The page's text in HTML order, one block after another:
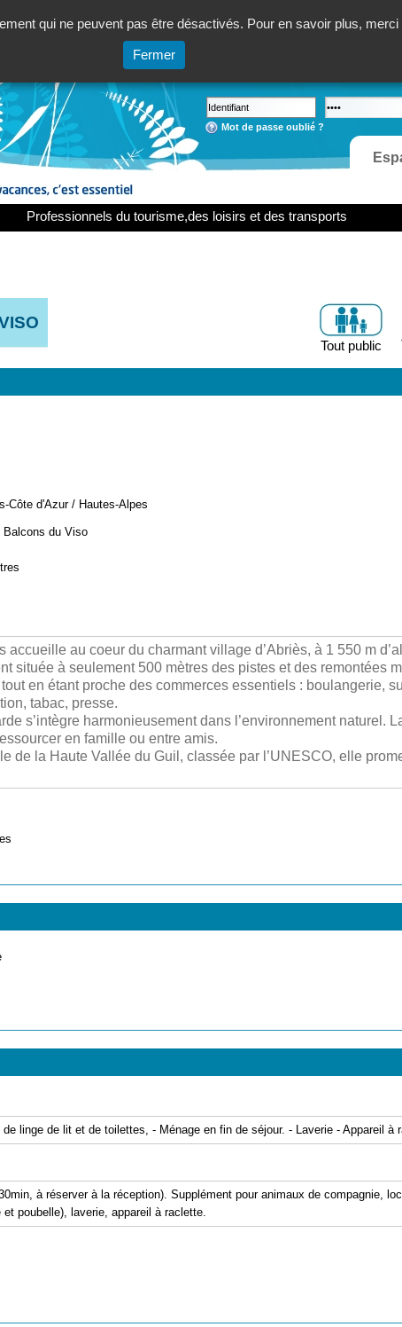
qui ne peuvent pas être désactivés. Pour en savoir plus, merci
Fermer
Mot de passe oublié ?
Professionnels du tourisme,des loisirs et des transports
Tout public
Côte d'Azur / Hautes-Alpes
Balcons du Viso
au coeur du charmant village d’Abriès, à 1 550 m
située à seulement 500 mètres des pistes et des remontées
en étant proche des commerces essentiels : boulangerie,
tabac, presse.
s’intègre harmonieusement dans l’environnement naturel.
en famille ou entre amis.
de la Haute Vallée du Guil, classée par l’UNESCO, elle
linge de lit et de toilettes, - Ménage en fin de séjour. - Laverie - Appareil à
à réserver à la réception). Supplément pour animaux de compagnie,
poubelle), laverie, appareil à raclette.